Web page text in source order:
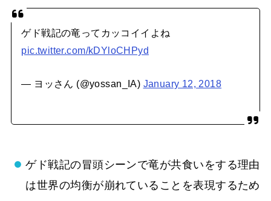
ゲド戦記の竜ってカッコイイよね
pic.twitter.com/kDYloCHPyd
— ヨッさん (@yossan_IA) January 12, 2018
ゲド戦記の冒頭シーンで竜が共食いをする理由
は世界の均衡が崩れていることを表現するため